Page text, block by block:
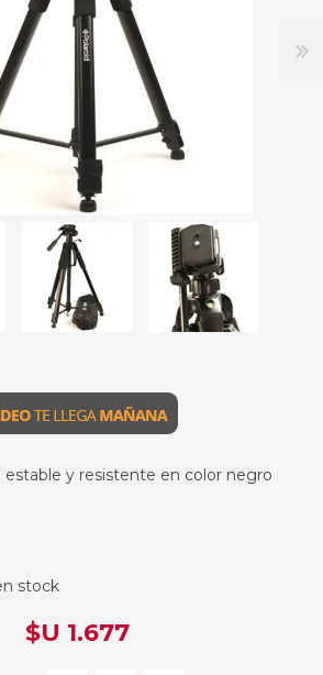
estable y resistente en color negro
stock
$U 1.677